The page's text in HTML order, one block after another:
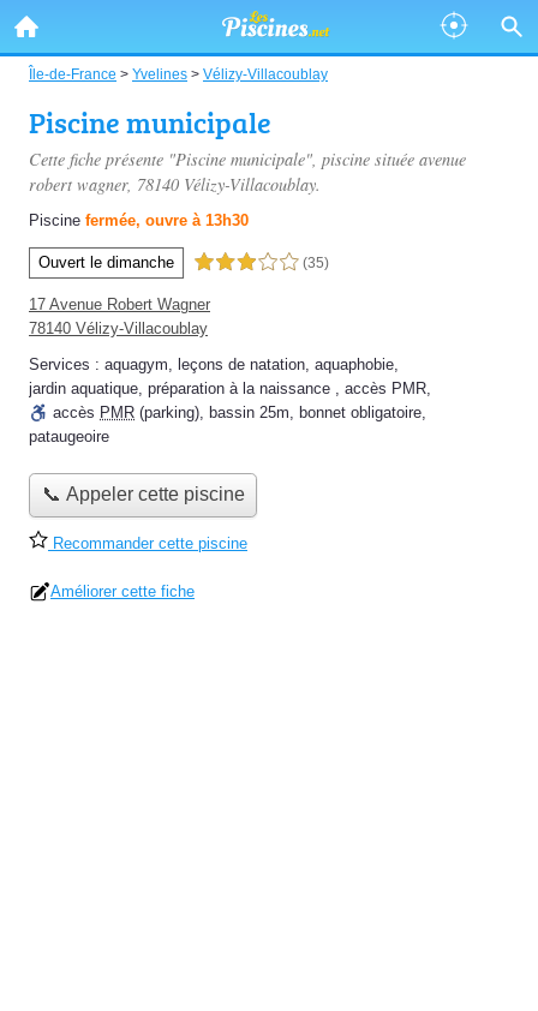
Île-de-France > Yvelines > Vélizy-Villacoublay
Piscine municipale
Cette fiche présente "Piscine municipale", piscine située avenue
robert wagner, 78140 Vélizy-Villacoublay.
Piscine fermée, ouvre à 13h30
Ouvert le dimanche 3,0 étoiles sur 5 (35)
17 Avenue Robert Wagner
78140 Vélizy-Villacoublay
Services : aquagym, leçons de natation, aquaphobie,
jardin aquatique, préparation à la naissance , accès PMR,
accès PMR (parking), bassin 25m, bonnet obligatoire,
pataugeoire
📞 Appeler cette piscine
Recommander cette piscine
Améliorer cette fiche